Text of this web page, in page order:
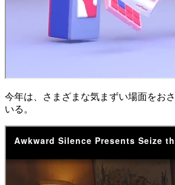
今年は、さまざまな気まずい場面をお
いる。